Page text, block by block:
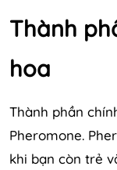
Thành
hoa
Thành phần
Pheromone.
khi bạn còn trẻ